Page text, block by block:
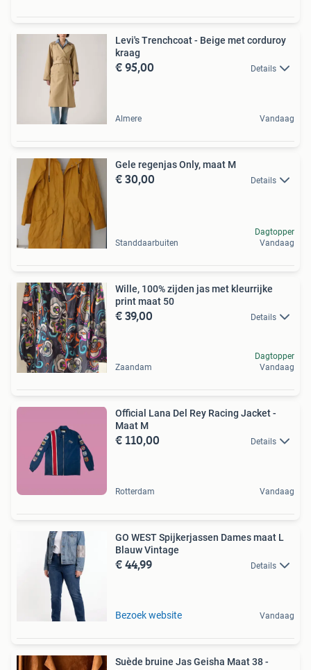
Levi's Trenchcoat - Beige met corduroy
kraag
€ 95,00 Details
Almere Vandaag
Gele regenjas Only, maat M
€ 30,00 Details
Standdaarbuiten
Dagtopper
Vandaag
Wille, 100% zijden jas met kleurrijke
print maat 50
€ 39,00 Details
Zaandam
Dagtopper
Vandaag
Official Lana Del Rey Racing Jacket -
Maat M
€ 110,00 Details
Rotterdam Vandaag
GO WEST Spijkerjassen Dames maat L
Blauw Vintage
€ 44,99 Details
Bezoek website Vandaag
Suède bruine Jas Geisha Maat 38 -